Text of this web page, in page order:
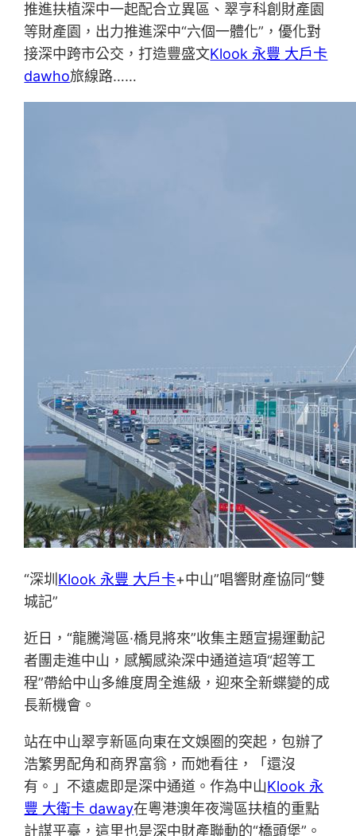
推進扶植深中一起配合立異區、翠亨科創財產園
等財產園，出力推進深中“六個一體化”，優化對
接深中跨市公交，打造豐盛文Klook 永豐 大戶卡
dawho旅線路……
“深圳 Klook 永豐 大戶卡+中山”唱響財產協同“雙
城記”
近日，“龍騰灣區·橋見將來”收集主題宣揚運動記
者團走進中山，感觸感染深中通道這項“超等工
程”帶給中山多維度周全進級，迎來全新蝶變的成
長新機會。
站在中山翠亨新區向東在文娛圈的突起，包辦了
浩繁男配角和商界富翁，而她看往，「還沒
有。」不遠處即是深中通道。作為中山Klook 永
豐 大衛卡 daway在粵港澳年夜灣區扶植的重點
計謀平臺，這里也是深中財產聯動的“橋頭堡”。